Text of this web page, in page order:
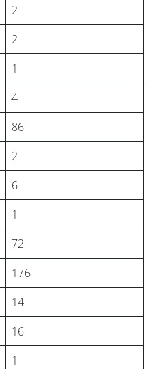
2
2
1
4
86
2
6
1
72
176
14
16
1